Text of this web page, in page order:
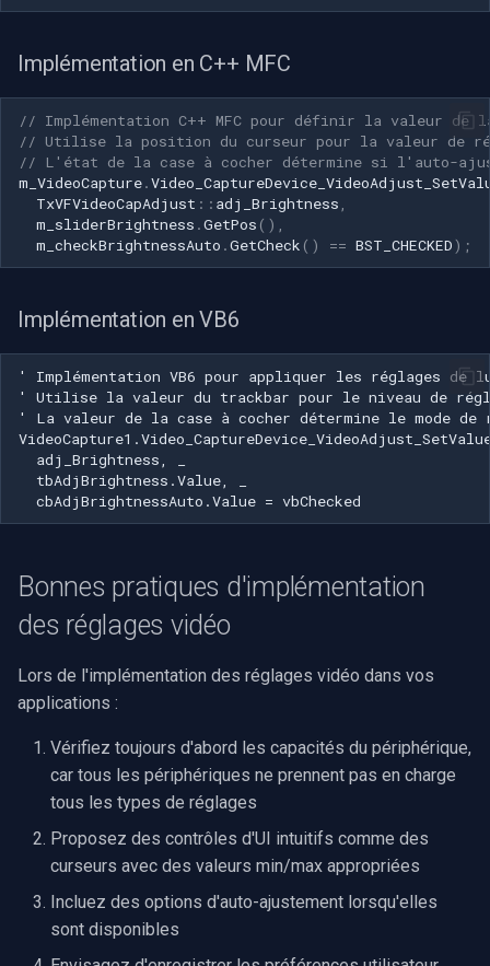
Edimax
Uniview (UNV)
Hanwha Vision
Tiandy
Wisenet
Annke
Wyze
Aqara
Rhombus
Eufy Security
Tenda
Mercusys
Implémentation en C++ MFC
// Implémentation C++ MFC pour définir la valeur de
// Utilise la position du curseur pour la valeur de
// L'état de la case à cocher détermine si l'auto-
m_VideoCapture.
TxVFVideoCapAdjust :: adj_Brightness
m_sliderBrightness .GetPos (),
m_checkBrightnessAuto .GetCheck () == BST_CHECKED);
Implémentation en VB6
Bonnes pratiques d'implémentation
des réglages vidéo
Lors de l'implémentation des réglages vidéo dans vos
applications :
Vérifiez toujours d'abord les capacités du périphérique,
car tous les périphériques ne prennent pas en charge
tous les types de réglages
Proposez des contrôles d'UI intuitifs comme des
curseurs avec des valeurs min/max appropriées
Incluez des options d'auto-ajustement lorsqu'elles
sont disponibles